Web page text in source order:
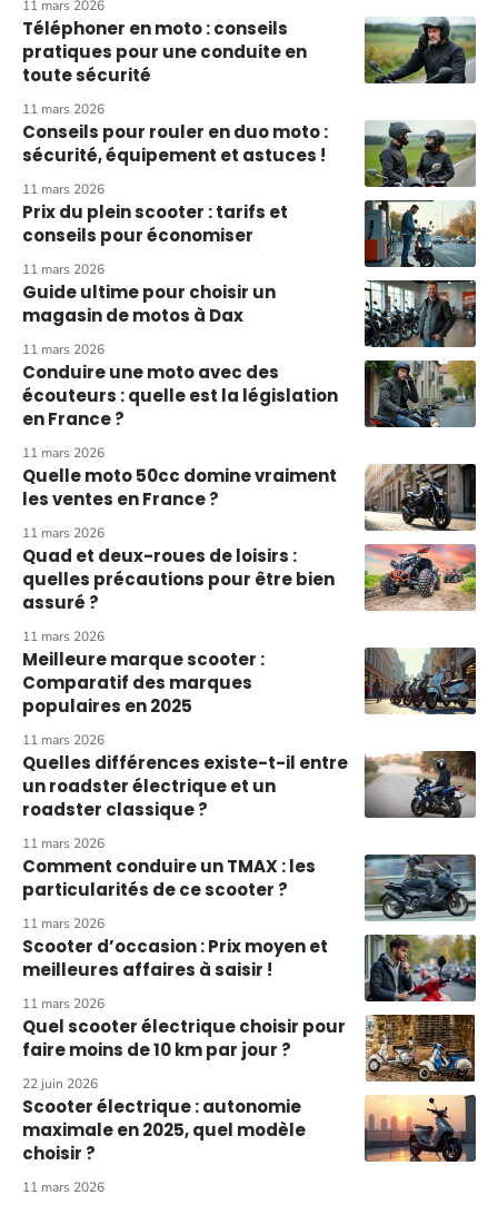
11 mars 2026
Téléphoner en moto : conseils
pratiques pour une conduite en
toute sécurité
11 mars 2026
Conseils pour rouler en duo moto :
sécurité, équipement et astuces !
11 mars 2026
Prix du plein scooter : tarifs et
conseils pour économiser
11 mars 2026
Guide ultime pour choisir un
magasin de motos à Dax
11 mars 2026
Conduire une moto avec des
écouteurs : quelle est la législation
en France ?
11 mars 2026
Quelle moto 50cc domine vraiment
les ventes en France ?
11 mars 2026
Quad et deux-roues de loisirs :
quelles précautions pour être bien
assuré ?
11 mars 2026
Meilleure marque scooter :
Comparatif des marques
populaires en 2025
11 mars 2026
Quelles différences existe-t-il entre
un roadster électrique et un
roadster classique ?
11 mars 2026
Comment conduire un TMAX : les
particularités de ce scooter ?
11 mars 2026
Scooter d’occasion : Prix moyen et
meilleures affaires à saisir !
11 mars 2026
Quel scooter électrique choisir pour
faire moins de 10 km par jour ?
22 juin 2026
Scooter électrique : autonomie
maximale en 2025, quel modèle
choisir ?
11 mars 2026